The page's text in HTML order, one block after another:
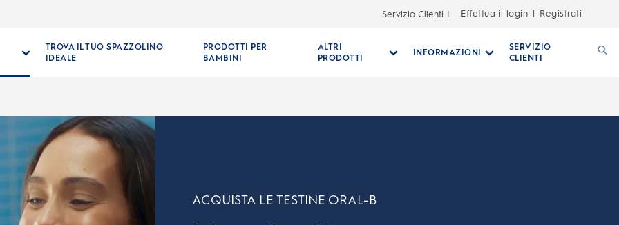
Servizio Cilenti Effettua il login Registrati
TROVA IL TUO SPAZZOLINO
IDEALE
PRODOTTI PER
BAMBINI
ALTRI
PRODOTTI
INFORMAZIONI
SERVIZIO
CLIENTI
ACQUISTA LE TESTINE ORAL-B